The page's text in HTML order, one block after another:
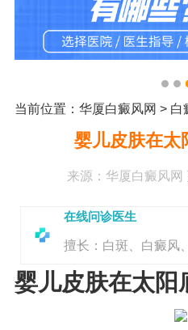
当前位置： 华厦白癜风网 > 白
婴儿皮肤在太
来源： 华厦白癜风网
在线问诊医生
擅长：白斑、白癜风
婴儿皮肤在太阳